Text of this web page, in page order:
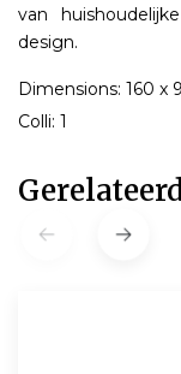
van
design.
Dimensions: 160 x
Colli: 1